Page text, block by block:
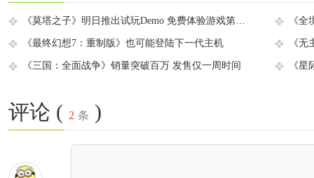
《最终幻想7：重制版》也可能登陆下一代主机
《三国：全面战争》销量突破百万 发售仅一周时间 《
评论 ( 2 条 )